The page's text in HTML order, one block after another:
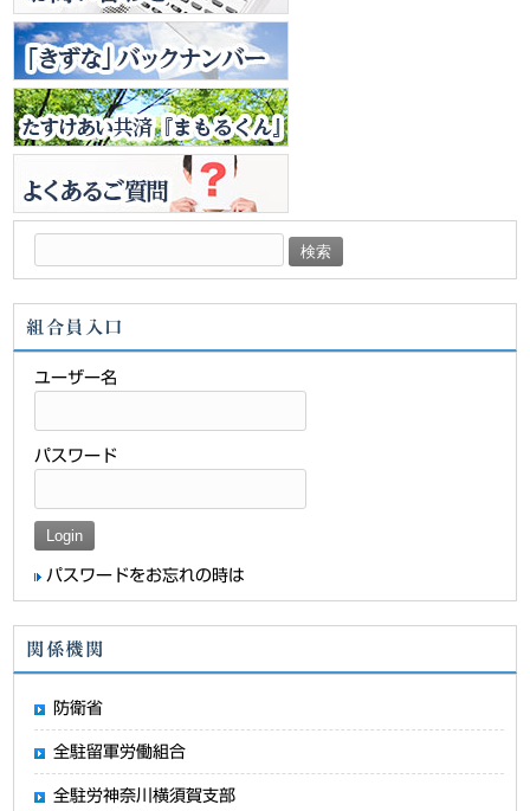
索:
組合員入口
ユーザー名
パスワード
パスワードをお忘れの時は
関係機関
防衛省
全駐留軍労働組合
全駐労神奈川横須賀支部